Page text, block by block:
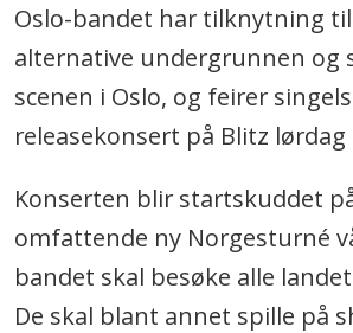
Oslo-bandet har tilknytning
alternative undergrunnen og
scenen i Oslo, og feirer
releasekonsert på Blitz lørdag
Konserten blir startskuddet
omfattende ny Norgesturné
bandet skal besøke alle
De skal blant annet spille på